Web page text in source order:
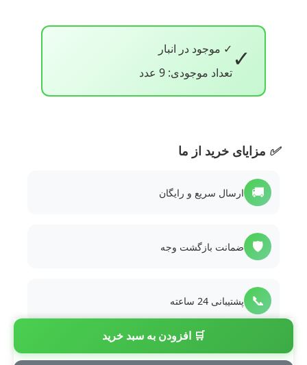
✓ ✓ موجود در انبار
تعداد موجودی: 9 عدد
🛒 افزودن به سبد خرید
✅ مزایای خرید از ما
🚚 ارسال سریع و رایگان
🛡️ ضمانت بازگشت وجه
📞 پشتیبانی 24 ساعته
💳 پرداخت امن